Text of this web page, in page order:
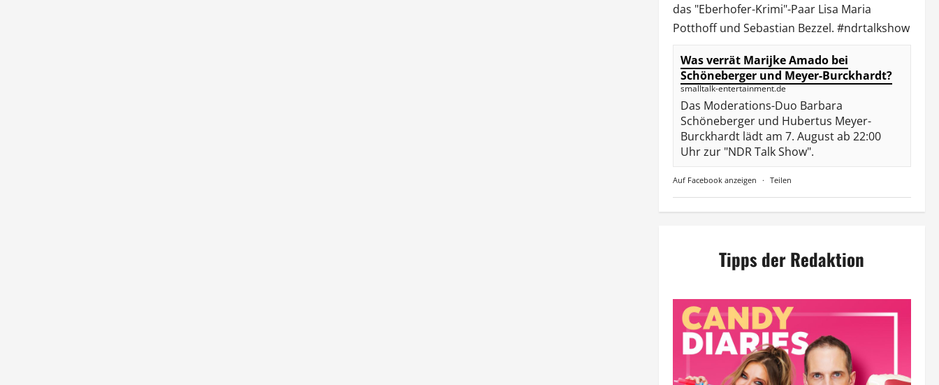
das "Eberhofer-Krimi"-Paar Lisa Maria
Potthoff und Sebastian Bezzel. #ndrtalkshow
Was verrät Marijke Amado bei
Schöneberger und Meyer-Burckhardt?
smalltalk-entertainment.de
Das Moderations-Duo Barbara
Schöneberger und Hubertus Meyer-
Burckhardt lädt am 7. August ab 22:00
Uhr zur "NDR Talk Show".
Auf Facebook anzeigen · Teilen
Tipps der Redaktion